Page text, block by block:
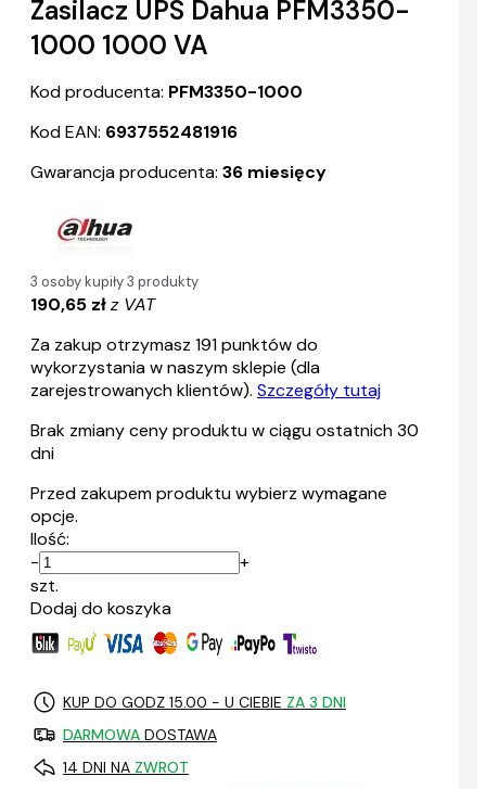
Zasilacz UPS Dahua PFM3350-
1000 1000 VA
Kod producenta: PFM3350-1000
Kod EAN: 6937552481916
Gwarancja producenta: 36 miesięcy
3 osoby kupiły 3 produkty
190,65 złz VAT
Za zakup otrzymasz 191punktów do
wykorzystania w naszym sklepie (dla
zarejestrowanych klientów). Szczegóły tutaj
Brak zmiany ceny produktu w ciągu ostatnich 30
dni
Przed zakupem produktu wybierz wymagane
opcje.
Ilość:
-
+
szt.
Dodaj do koszyka
KUP DO GODZ 15.00 - U CIEBIE ZA 3 DNI
DARMOWA DOSTAWA
14 DNI NA ZWROT